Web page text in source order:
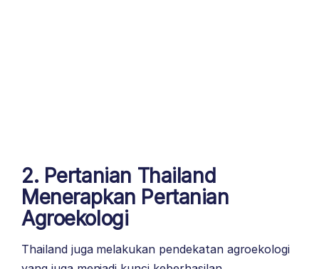
2. Pertanian Thailand
Menerapkan Pertanian
Agroekologi
Thailand juga melakukan pendekatan agroekologi